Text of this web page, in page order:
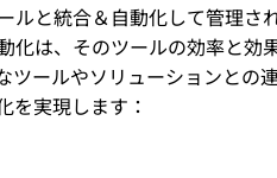
ルと統合＆自動化して管理さ
化は、そのツールの効率と
ツールやソリューションとの
を実現します：